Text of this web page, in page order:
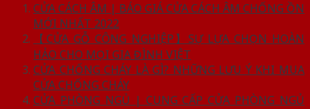
CỬA CÁCH ÂM | BÁO GIÁ CỬA CÁCH ÂM CHỐNG ỒN
MỚI NHẤT 2022
【CỬA GỖ CÔNG NGHIỆP】SỰ LỰA CHỌN HOÀN
HẢO CHO MỌI GIA ĐÌNH VIỆT
CỬA CHỐNG CHÁY LÀ GÌ? NHỮNG LƯU Ý KHI MUA
CỬA CHỐNG CHÁY
CỬA PHÒNG NGỦ | CUNG CẤP CỬA PHÒNG NGỦ